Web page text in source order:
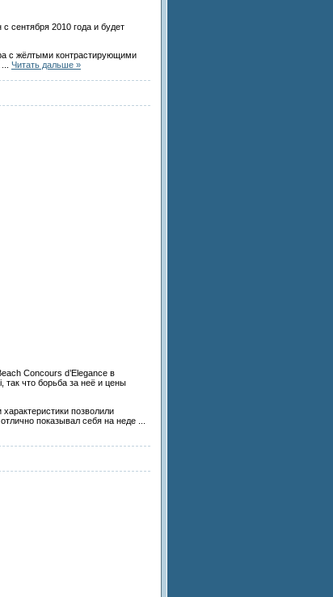
сентября 2010 года и будет
с жёлтыми контрастирующими
Читать дальше »
Concours d’Elegance в
так что борьба за неё и цены
позволили
показывал себя на неде